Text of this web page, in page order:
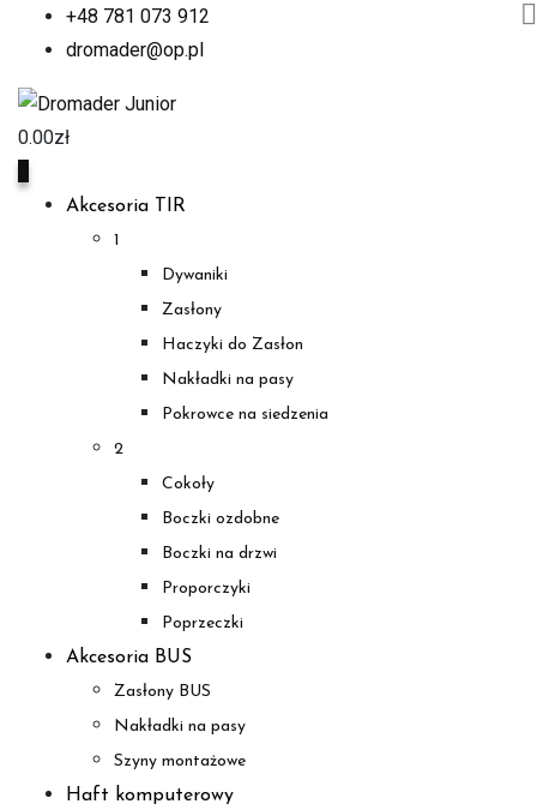
+48 781 073 912
dromader@op.pl
0.00zł
Akcesoria TIR
1
Dywaniki
Zasłony
Haczyki do Zasłon
Nakładki na pasy
Pokrowce na siedzenia
2
Cokoły
Boczki ozdobne
Boczki na drzwi
Proporczyki
Poprzeczki
Akcesoria BUS
Zasłony BUS
Nakładki na pasy
Szyny montażowe
Haft komputerowy